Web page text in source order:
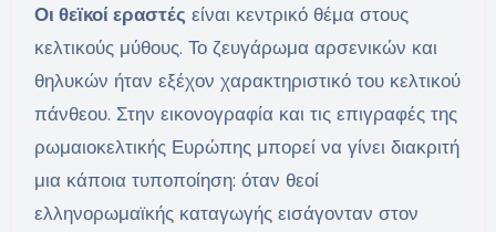
Οι θεϊκοί εραστές είναι κεντρικό θέμα στους
κελτικούς μύθους. Το ζευγάρωμα αρσενικών και
θηλυκών ήταν εξέχον χαρακτηριστικό του κελτικού
πάνθεου. Στην εικονογραφία και τις επιγραφές της
ρωμαιοκελτικής Ευρώπης μπορεί να γίνει διακριτή
μια κάποια τυποποίηση: όταν θεοί
ελληνορωμαϊκής καταγωγής εισάγονταν στον